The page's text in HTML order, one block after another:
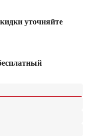
уточняйте